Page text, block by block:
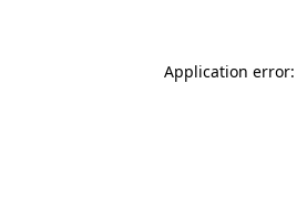
Application